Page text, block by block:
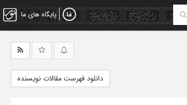
پایگاه های ما
دانلود فهرست مقالات نویسنده